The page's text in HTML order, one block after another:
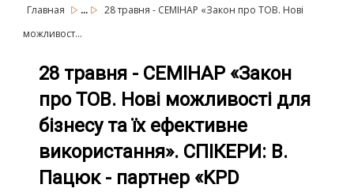
Главная ...
28 травня - CЕМІНАР «Закон про ТОВ. Нові
можливост...
28 травня - CЕМІНАР «Закон
про ТОВ. Нові можливості для
бізнесу та їх ефективне
використання». СПІКЕРИ: В.
Пацюк - партнер «KPD